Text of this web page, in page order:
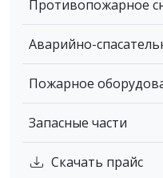
Противопожарное
Аварийно-
Пожарное
Запасные части
Скачать прайс